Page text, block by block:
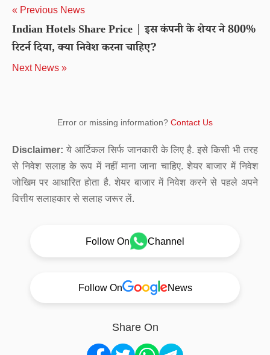
« Previous News
Indian Hotels Share Price | इस कंपनी के शेयर ने 800%
रिटर्न दिया, क्या निवेश करना चाहिए?
Next News »
Error or missing information? Contact Us
Disclaimer: ये आर्टिकल सिर्फ जानकारी के लिए है. इसे किसी भी तरह
से निवेश सलाह के रूप में नहीं माना जाना चाहिए. शेयर बाजार में निवेश
जोखिम पर आधारित होता है. शेयर बाजार में निवेश करने से पहले अपने
वित्तीय सलाहकार से सलाह जरूर लें.
Follow On Channel
Follow On News
Share On